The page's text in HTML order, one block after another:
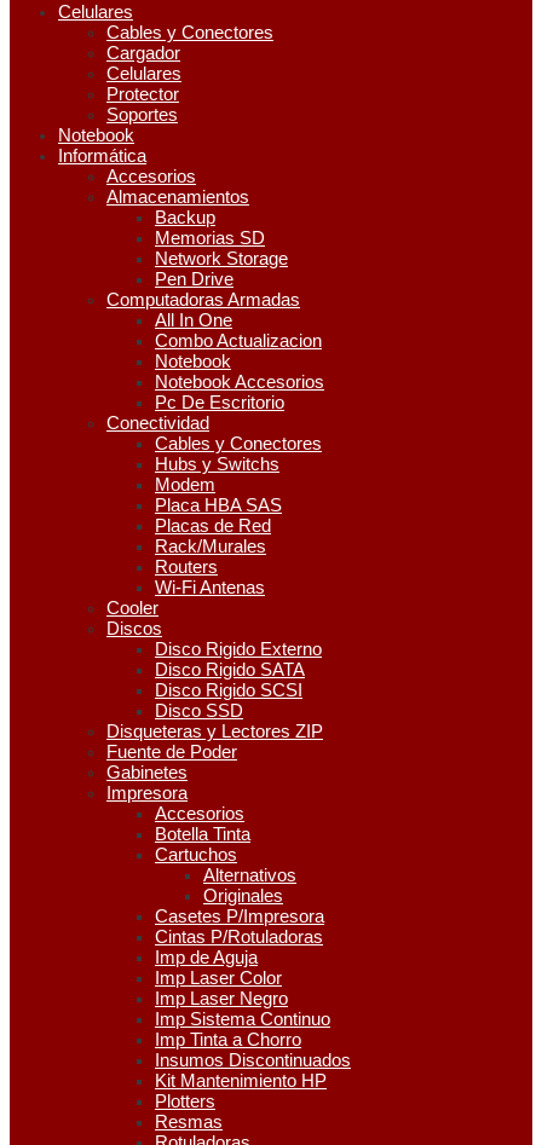
Celulares
Cables y Conectores
Cargador
Celulares
Protector
Soportes
Notebook
Informática
Accesorios
Almacenamientos
Backup
Memorias SD
Network Storage
Pen Drive
Computadoras Armadas
All In One
Combo Actualizacion
Notebook
Notebook Accesorios
Pc De Escritorio
Conectividad
Cables y Conectores
Hubs y Switchs
Modem
Placa HBA SAS
Placas de Red
Rack/Murales
Routers
Wi-Fi Antenas
Cooler
Discos
Disco Rigido Externo
Disco Rigido SATA
Disco Rigido SCSI
Disco SSD
Disqueteras y Lectores ZIP
Fuente de Poder
Gabinetes
Impresora
Accesorios
Botella Tinta
Cartuchos
Alternativos
Originales
Casetes P/Impresora
Cintas P/Rotuladoras
Imp de Aguja
Imp Laser Color
Imp Laser Negro
Imp Sistema Continuo
Imp Tinta a Chorro
Insumos Discontinuados
Kit Mantenimiento HP
Plotters
Resmas